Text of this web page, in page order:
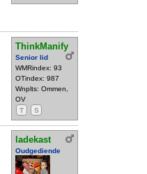
ThinkManify
Senior lid
WMRindex: 93
OTindex: 987
Wnplts: Ommen,
OV
T
S
ladekast
Oudgediende